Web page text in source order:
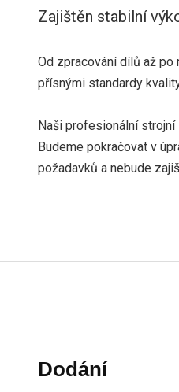
Zajištěn stabilní
Od zpracování dílů až
přísnými standardy
Naši profesionální
Budeme pokračovat v
požadavků a nebude
Dodání